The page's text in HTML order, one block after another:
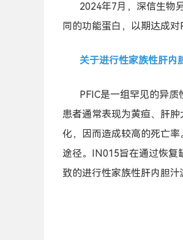
2024年7月，深信生物
同的功能蛋白，以期达成对
关于进行性家族性肝内
PFIC是一组罕见的异
患者通常表现为黄疸、肝肿
化，因而造成较高的死亡
途径。IN015旨在通过恢复
致的进行性家族性肝内胆汁